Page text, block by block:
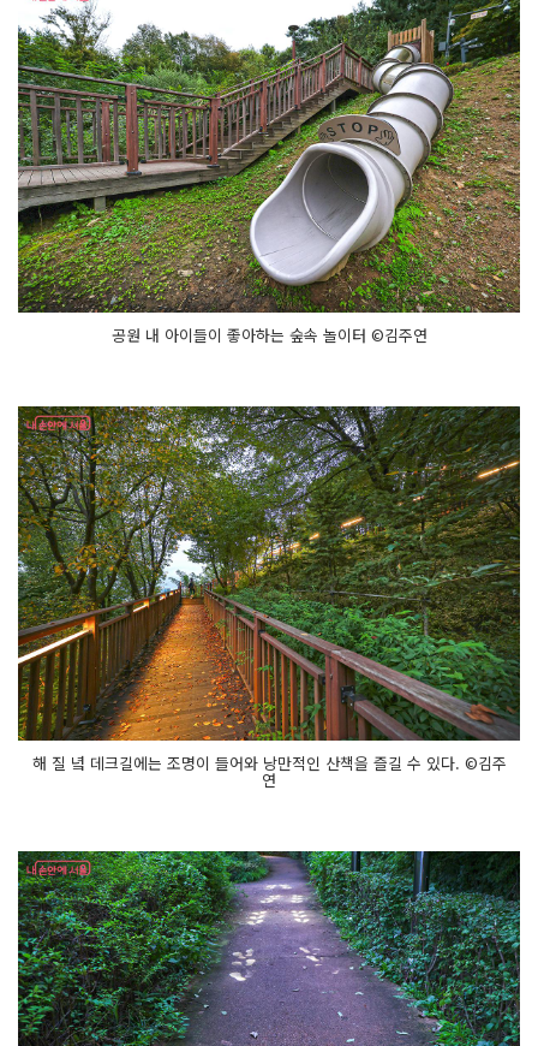
공원 내 아이들이 좋아하는 숲속 놀이터 ©김주연
해 질 녘 데크길에는 조명이 들어와 낭만적인 산책을 즐길 수 있다. ©김주
연